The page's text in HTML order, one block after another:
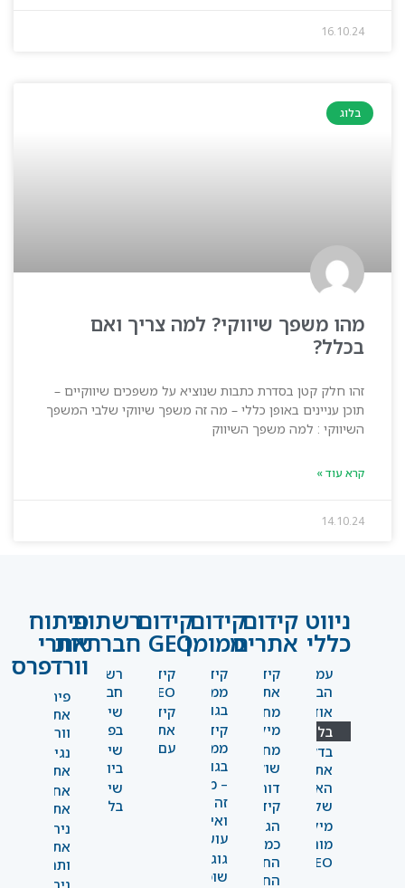
16.10.24
בלוג
מהו משפך שיווקי? למה צריך ואם
בכלל?
זהו חלק קטן בסדרת כתבות שנוציא על משפכים שיווקיים –
תוכן עניינים באופן כללי – מה זה משפך שיווקי שלבי המשפך
השיווקי : למה משפך השיווק
קרא עוד »
14.10.24
ניווט
כללי
עמוד
הבית
אודות
בלוג
בדקו
את
האתר
שלכם
מילון
מונחים
SEO
קידום
אתרים
קידום
אתרים
מחקר
מילים
מחקר
שוק
דוחות
קידום
הגדלת
כמות
החשיפה
החודשית
קידום
ממומן
קידום
ממומן
בגוגל
קידום
ממומן
בגוגל
– מה
זה
ואיך
עושים
גוגל
שופינג
קידום
GEO
קידום
GEO
קידום
אתרים
עם AI
רשתות
חברתיות
רשתות
חברתיות
שיווק
בפייסבוק
שיווק
ביוטיוב
שיווק
בלינקדאין
פיתוח
אתרי
וורדפרס
פיתוח
אתרי
וורדפרס
נגישות
אתרים
אחסון
אתרים
ניהול
אתרים
ותחזוקה
ניהול